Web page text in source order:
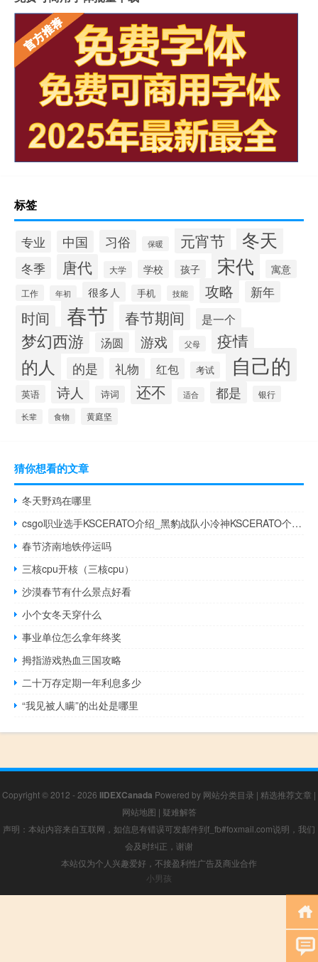
标签
专业 中国 习俗 保暖 元宵节 冬天
冬季 唐代 大学 学校 孩子 宋代 寓意
工作 年初 很多人 手机 技能 攻略 新年
时间 春节 春节期间 是一个
梦幻西游 汤圆 游戏 父母 疫情
的人 的是 礼物 红包 考试 自己的
英语 诗人 诗词 还不 适合 都是 银行
长辈 食物 黄庭坚
猜你想看的文章
冬天野鸡在哪里
csgo职业选手KSCERATO介绍_黑豹战队小冷神KSCERATO个人资料_鲸吼百科
春节济南地铁停运吗
三核cpu开核（三核cpu）
沙漠春节有什么景点好看
小个女冬天穿什么
事业单位怎么拿年终奖
拇指游戏热血三国攻略
二十万存定期一年利息多少
“我见被人瞒”的出处是哪里
Copyright © 2012 - 2026 IIDEXCanada Powered by 网站分类目录 | 精选推荐文章 |
网站地图 | 疑难解答
声明：本站内容来自互联网，如信息有错误可发邮件到f_fb#foxmail.com说明，我们
会及时纠正，谢谢
本站仅为个人兴趣爱好，不接盈利性广告及商业合作
小男孩